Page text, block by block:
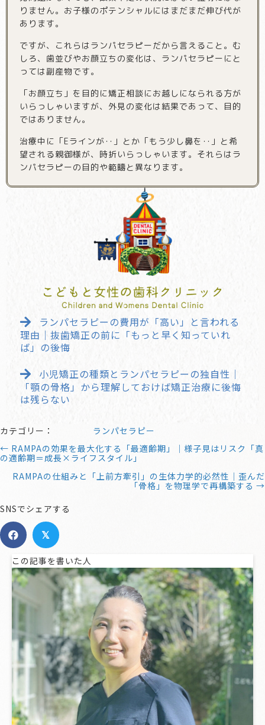
りません。お子様のポテンシャルにはまだまだ伸び代が
あります。
ですが、これらはランパセラピーだから言えること。む
しろ、歯並びやお顔立ちの変化は、ランパセラピーにと
っては副産物です。
「お顔立ち」を目的に矯正相談にお越しになられる方が
いらっしゃいますが、外見の変化は結果であって、目的
ではありません。
治療中に「Eラインが‥」とか「もう少し鼻を‥」と希
望される親御様が、時折いらっしゃいます。それらはラ
ンパセラピーの目的や範疇と異なります。
ランパセラピーの費用が「高い」と言われる
理由｜抜歯矯正の前に「もっと早く知っていれ
ば」の後悔
小児矯正の種類とランパセラピーの独自性｜
「顎の骨格」から理解しておけば矯正治療に後悔
は残らない
カテゴリー：
ランパセラピー
← RAMPAの効果を最大化する「最適齢期」｜様子見はリスク「真
の適齢期＝成長×ライフスタイル」
RAMPAの仕組みと「上前方牽引」の生体力学的必然性｜歪んだ
「骨格」を物理学で再構築する →
SNSでシェアする
𝕏
この記事を書いた人